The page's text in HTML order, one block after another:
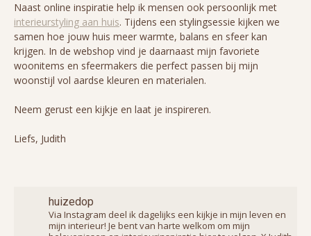
Naast online inspiratie help ik mensen ook persoonlijk met
interieurstyling aan huis. Tijdens een stylingsessie kijken we
samen hoe jouw huis meer warmte, balans en sfeer kan
krijgen. In de webshop vind je daarnaast mijn favoriete
woonitems en sfeermakers die perfect passen bij mijn
woonstijl vol aardse kleuren en materialen.
Neem gerust een kijkje en laat je inspireren.
Liefs, Judith
huizedop
Via Instagram deel ik dagelijks een kijkje in mijn leven en
mijn interieur! Je bent van harte welkom om mijn